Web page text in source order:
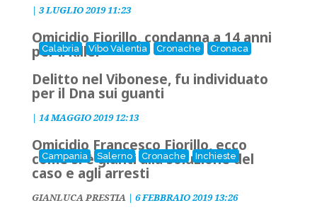
| 3 LUGLIO 2019 11:23
Calabria Vibo Valentia Cronache Cronaca
Omicidio Fiorillo, condanna a 14 anni
per il killer
Delitto nel Vibonese, fu individuato
per il Dna sui guanti
| 14 MAGGIO 2019 12:13
Campania Salerno Cronache Inchieste
Omicidio Francesco Fiorillo, ecco
come si è giunti alla soluzione del
caso e agli arresti
GIANLUCA PRESTIA| 6 FEBBRAIO 2019 13:26